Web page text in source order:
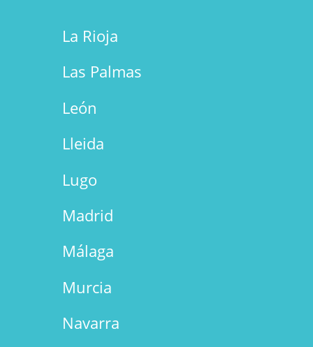
La Rioja
Las Palmas
León
Lleida
Lugo
Madrid
Málaga
Murcia
Navarra